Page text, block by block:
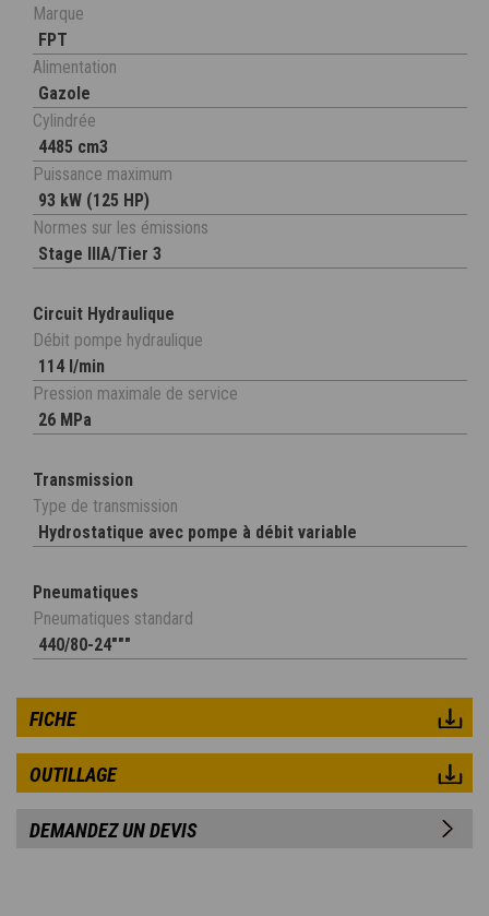
Marque
FPT
Alimentation
Gazole
Cylindrée
4485 cm3
Puissance maximum
93 kW (125 HP)
Normes sur les émissions
Stage IIIA/Tier 3
Circuit Hydraulique
Débit pompe hydraulique
114 l/min
Pression maximale de service
26 MPa
Transmission
Type de transmission
Hydrostatique avec pompe à débit variable
Pneumatiques
Pneumatiques standard
440/80-24"""
FICHE
OUTILLAGE
DEMANDEZ UN DEVIS